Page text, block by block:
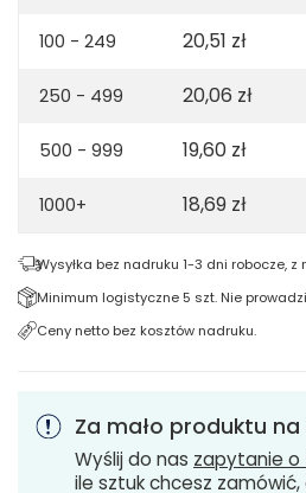
100 - 249 20,51 zł
250 - 499 20,06 zł
500 - 999 19,60 zł
1000+ 18,69 zł
Wysyłka bez nadruku 1-3 dni robocze, z
Minimum logistyczne 5 szt. Nie
Ceny netto bez kosztów nadruku.
Za mało produktu
Wyślij do nas zapytanie o
ile sztuk chcesz